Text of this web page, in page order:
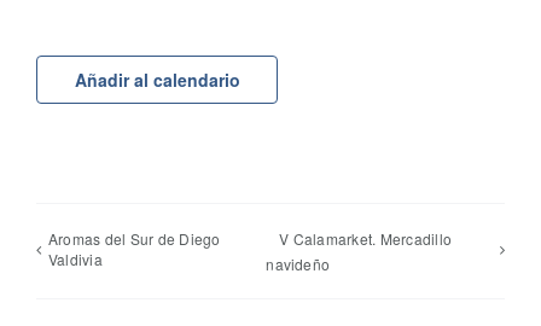
Añadir al calendario
Aromas del Sur de Diego
Valdivia
V Calamarket. Mercadillo
navideño